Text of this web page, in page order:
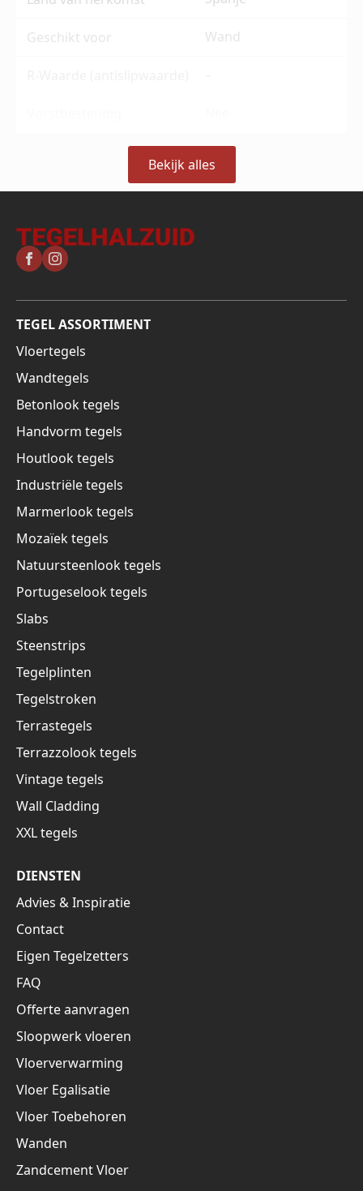
Geschikt voor Wand
Bekijk alles
TEGEL ASSORTIMENT
Vloertegels
Wandtegels
Betonlook tegels
Handvorm tegels
Houtlook tegels
Industriële tegels
Marmerlook tegels
Mozaïek tegels
Natuursteenlook tegels
Portugeselook tegels
Slabs
Steenstrips
Tegelplinten
Tegelstroken
Terrastegels
Terrazzolook tegels
Vintage tegels
Wall Cladding
XXL tegels
DIENSTEN
Advies & Inspiratie
Contact
Eigen Tegelzetters
FAQ
Offerte aanvragen
Sloopwerk vloeren
Vloerverwarming
Vloer Egalisatie
Vloer Toebehoren
Wanden
Zandcement Vloer